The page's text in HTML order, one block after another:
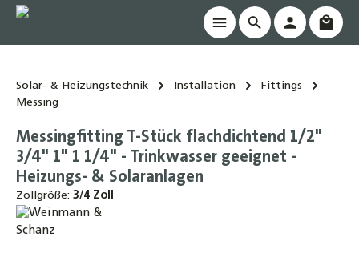
springen
Solar- & Heizungstechnik Installation
Fittings
Messing
Messingfitting T-Stück flachdichtend 1/2"
3/4" 1" 1 1/4" - Trinkwasser geeignet -
Heizungs- & Solaranlagen
Zollgröße: 3/4 Zoll